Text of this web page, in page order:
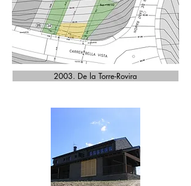
2003. De la Torre-Rovira